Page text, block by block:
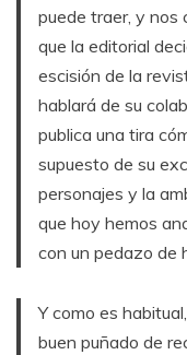
puede traer, y nos
que la editorial
escisión de la
hablará de su
publica una tira
supuesto de su
personajes y la
que hoy hemos
con un pedazo de
Y como es
buen puñado de